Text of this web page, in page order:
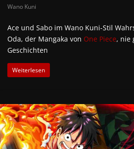
Wano Kuni
Ace und Sabo im Wano Kuni-Stil
Oda, der Mangaka von One Piece, nie
Geschichten
Weiterlesen